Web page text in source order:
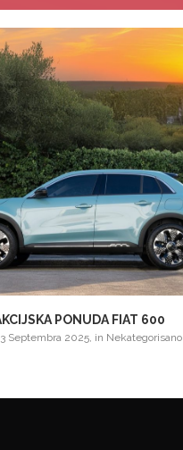
PONUDA FIAT 600
Septembra 2025, in Nekategorisano